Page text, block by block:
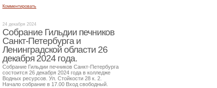
Комментировать
24 декабря 2024
Собрание Гильдии печников
Санкт-Петербурга и
Ленинградской области 26
декабря 2024 года.
Собрание Гильдии печников Санкт-Петербурга
состоится 26 декабря 2024 года в колледже
Водных ресурсов. Ул. Стойкости 28 к. 2.
Начало собрание в 17.00 Вход свободный.